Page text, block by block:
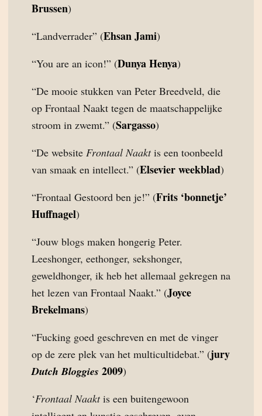
Brussen)
“Landverrader” (Ehsan Jami)
“You are an icon!” (Dunya Henya)
“De mooie stukken van Peter Breedveld, die
op Frontaal Naakt tegen de maatschappelijke
stroom in zwemt.” (Sargasso)
“De website Frontaal Naaktis een toonbeeld
van smaak en intellect.” (Elsevier weekblad)
“Frontaal Gestoord ben je!” (Frits ‘bonnetje’
Huffnagel)
“Jouw blogs maken hongerig Peter.
Leeshonger, eethonger, sekshonger,
geweldhonger, ik heb het allemaal gekregen na
het lezen van Frontaal Naakt.” (Joyce
Brekelmans)
“Fucking goed geschreven en met de vinger
op de zere plek van het multicultidebat.” (jury
Dutch Bloggies 2009)
‘Frontaal Naaktis een buitengewoon